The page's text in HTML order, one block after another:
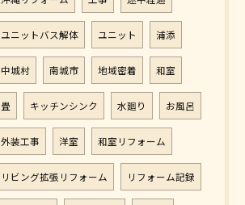
ユニットバス解体 ユニット 浦添
中城村 南城市 地域密着 和室
畳 キッチンシンク 水廻り お風呂
外装工事 洋室 和室リフォーム
リビング拡張リフォーム リフォーム記録